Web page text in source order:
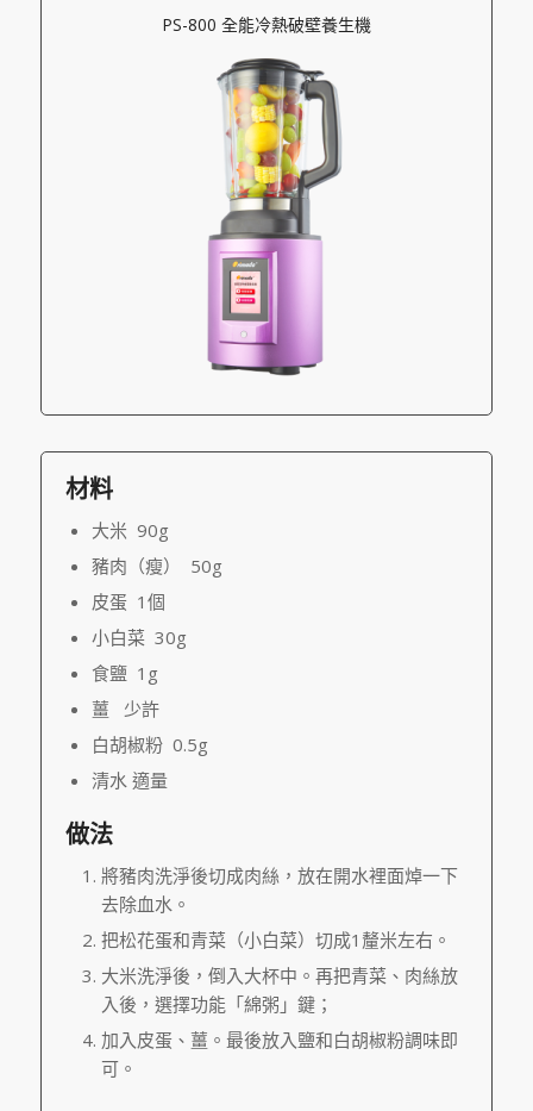
PS-800 全能冷熱破壁養生機
材料
大米 90g
豬肉（瘦） 50g
皮蛋 1個
小白菜 30g
食鹽 1g
薑 少許
白胡椒粉 0.5g
清水 適量
做法
將豬肉洗淨後切成肉絲，放在開水裡面焯一下
去除血水。
把松花蛋和青菜（小白菜）切成1釐米左右。
大米洗淨後，倒入大杯中。再把青菜、肉絲放
入後，選擇功能「綿粥」鍵；
加入皮蛋、薑。最後放入鹽和白胡椒粉調味即
可。